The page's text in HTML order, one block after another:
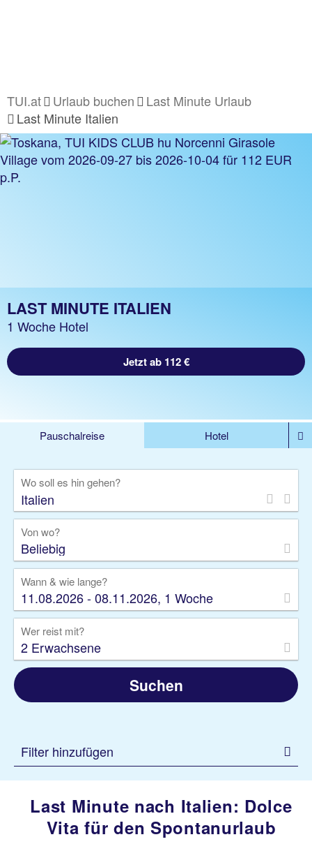
TUI.at Urlaub buchen
Last Minute Urlaub
Last Minute Italien
LAST MINUTE ITALIEN
1 Woche Hotel
Jetzt ab 112 €
Pauschalreise
Hotel
Rundreise
Kreuzfahrt
Gruppenreise
Camper Privattransfer
Wo soll es hin gehen?
Von wo?
Beliebig
Wann & wie lange?
11.08.2026 - 08.11.2026, 1 Woche
Wer reist mit?
2 Erwachsene
Suchen
Filter hinzufügen
Last Minute nach Italien: Dolce
Vita für den Spontanurlaub